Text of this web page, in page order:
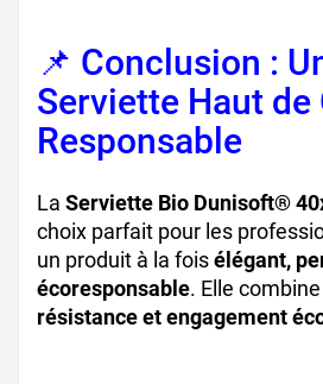
📌 Conclusion :
Serviette Haut de
Responsable
La Serviette Bio Dunisoft®
choix parfait pour les
un produit à la foisélégant,
écoresponsable. Elle combine
résistance et engagement